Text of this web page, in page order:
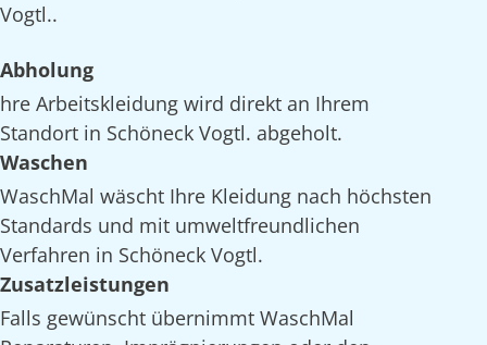
Vogtl..
Abholung
hre Arbeitskleidung wird direkt an Ihrem
Standort in Schöneck Vogtl. abgeholt.
Waschen
WaschMal wäscht Ihre Kleidung nach höchsten
Standards und mit umweltfreundlichen
Verfahren in Schöneck Vogtl.
Zusatzleistungen
Falls gewünscht übernimmt WaschMal